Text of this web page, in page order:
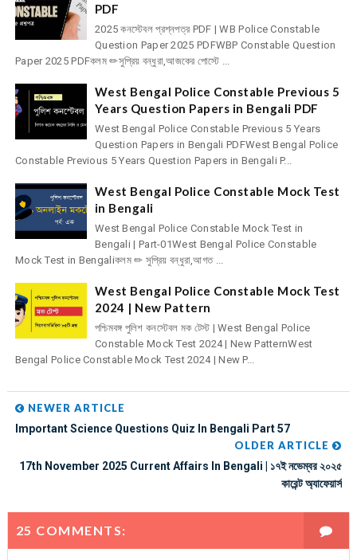
PDF
2025 কনস্টেবল প্রশ্নপত্র PDF | WB Police Constable
Question Paper 2025 PDFWBP Constable Question
Paper 2025 PDFকলম ✏সুপ্রিয় বন্ধুরা,আজকের পোস্টে ...
West Bengal Police Constable Previous 5
Years Question Papers in Bengali PDF
West Bengal Police Constable Previous 5 Years
Question Papers in Bengali PDFWest Bengal Police
Constable Previous 5 Years Question Papers in Bengali P...
West Bengal Police Constable Mock Test
in Bengali
West Bengal Police Constable Mock Test in
Bengali | Part-01West Bengal Police Constable
Mock Test in Bengaliকলম ✏ সুপ্রিয় বন্ধুরা,আগত ...
West Bengal Police Constable Mock Test
2024 | New Pattern
পশ্চিমবঙ্গ পুলিশ কনস্টেবল মক টেস্ট | West Bengal Police
Constable Mock Test 2024 | New PatternWest
Bengal Police Constable Mock Test 2024 | New P...
NEWER ARTICLE
Important Science Questions Quiz In Bengali Part 57
OLDER ARTICLE
17th November 2025 Current Affairs In Bengali | ১৭ই নভেম্বর ২০২৫
কারেন্ট অ্যাফেয়ার্স
25 COMMENTS: